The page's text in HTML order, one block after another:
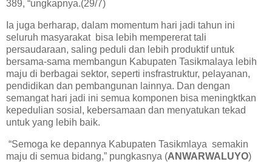
389, “ungkapnya.(29/7)
Ia juga berharap, dalam momentum hari jadi tahun ini
seluruh masyarakat bisa lebih mempererat tali
persaudaraan, saling peduli dan lebih produktif untuk
bersama-sama membangun Kabupaten Tasikmalaya lebih
maju di berbagai sektor, seperti insfrastruktur, pelayanan,
pendidikan dan pembangunan lainnya. Dan dengan
semangat hari jadi ini semua komponen bisa meningktkan
kepedulian sosial, kebersamaan dan menyatukan tekad
untuk yang lebih baik.
“Semoga ke depannya Kabupaten Tasikmlaya semakin
maju di semua bidang,” pungkasnya (ANWARWALUYO)